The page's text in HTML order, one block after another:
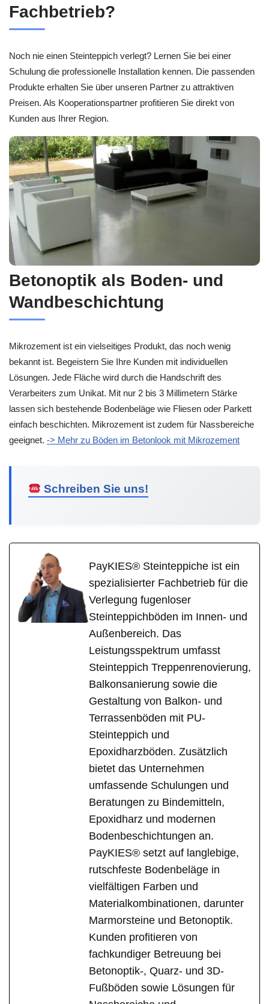
Fachbetrieb?
Noch nie einen Steinteppich verlegt? Lernen Sie bei einer
Schulung die professionelle Installation kennen. Die passenden
Produkte erhalten Sie über unseren Partner zu attraktiven
Preisen. Als Kooperationspartner profitieren Sie direkt von
Kunden aus Ihrer Region.
Betonoptik als Boden- und
Wandbeschichtung
Mikrozement ist ein vielseitiges Produkt, das noch wenig
bekannt ist. Begeistern Sie Ihre Kunden mit individuellen
Lösungen. Jede Fläche wird durch die Handschrift des
Verarbeiters zum Unikat. Mit nur 2 bis 3 Millimetern Stärke
lassen sich bestehende Bodenbeläge wie Fliesen oder Parkett
einfach beschichten. Mikrozement ist zudem für Nassbereiche
geeignet. -> Mehr zu Böden im Betonlook mit Mikrozement
Schreiben Sie uns!
PayKIES® Steinteppiche ist ein
spezialisierter Fachbetrieb für die
Verlegung fugenloser
Steinteppichböden im Innen- und
Außenbereich. Das
Leistungsspektrum umfasst
Steinteppich Treppenrenovierung,
Balkonsanierung sowie die
Gestaltung von Balkon- und
Terrassenböden mit PU-
Steinteppich und
Epoxidharzböden. Zusätzlich
bietet das Unternehmen
umfassende Schulungen und
Beratungen zu Bindemitteln,
Epoxidharz und modernen
Bodenbeschichtungen an.
PayKIES® setzt auf langlebige,
rutschfeste Bodenbeläge in
vielfältigen Farben und
Materialkombinationen, darunter
Marmorsteine und Betonoptik.
Kunden profitieren von
fachkundiger Betreuung bei
Betonoptik-, Quarz- und 3D-
Fußböden sowie Lösungen für